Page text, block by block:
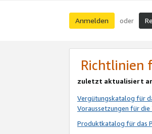
Anmelden oder
Richtlinien
zuletzt aktualisiert
Vergütungskatalog für
Voraussetzungen für
Produktkatalog für das